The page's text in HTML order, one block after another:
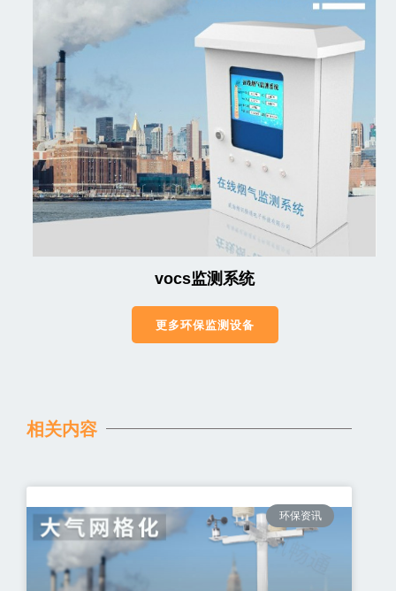
vocs监测系统
更多环保监测设备
相关内容
环保资讯